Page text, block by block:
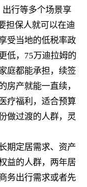
出行等多个场景享
担保人就可以在迪
受当地的低税率政
低，75万迪拉姆的
庭都能承担，续签
房产就能一直续，
疗福利，适合预算
做过渡的人群，灵
期定居需求、资产
益的人群，两年居
务出行需求或者先